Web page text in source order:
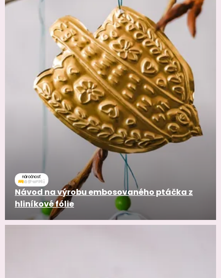
náročnosť
Návod na výrobu embosovaného ptáčka z
hliníkové fólie